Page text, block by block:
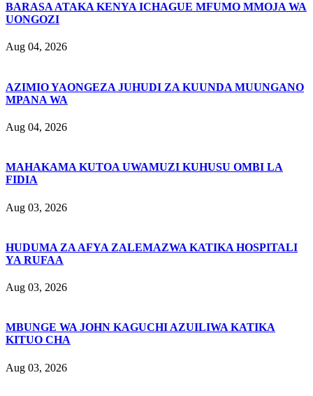
BARASA ATAKA KENYA ICHAGUE MFUMO MMOJA WA
UONGOZI
Aug 04, 2026
AZIMIO YAONGEZA JUHUDI ZA KUUNDA MUUNGANO
MPANA WA
Aug 04, 2026
MAHAKAMA KUTOA UWAMUZI KUHUSU OMBI LA
FIDIA
Aug 03, 2026
HUDUMA ZA AFYA ZALEMAZWA KATIKA HOSPITALI
YA RUFAA
Aug 03, 2026
MBUNGE WA JOHN KAGUCHI AZUILIWA KATIKA
KITUO CHA
Aug 03, 2026